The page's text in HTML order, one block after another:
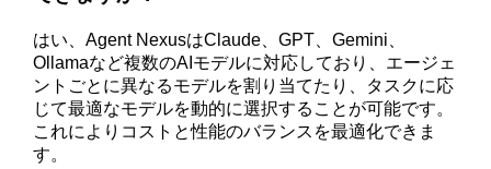
はい、Agent NexusはClaude、GPT、Gemini、
Ollamaなど複数のAIモデルに対応しており、エージェ
ントごとに異なるモデルを割り当てたり、タスクに応
じて最適なモデルを動的に選択することが可能です。
これによりコストと性能のバランスを最適化できま
す。